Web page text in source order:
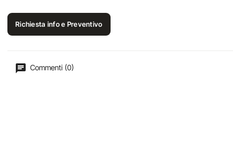
Richiesta info e Preventivo
Commenti (0)